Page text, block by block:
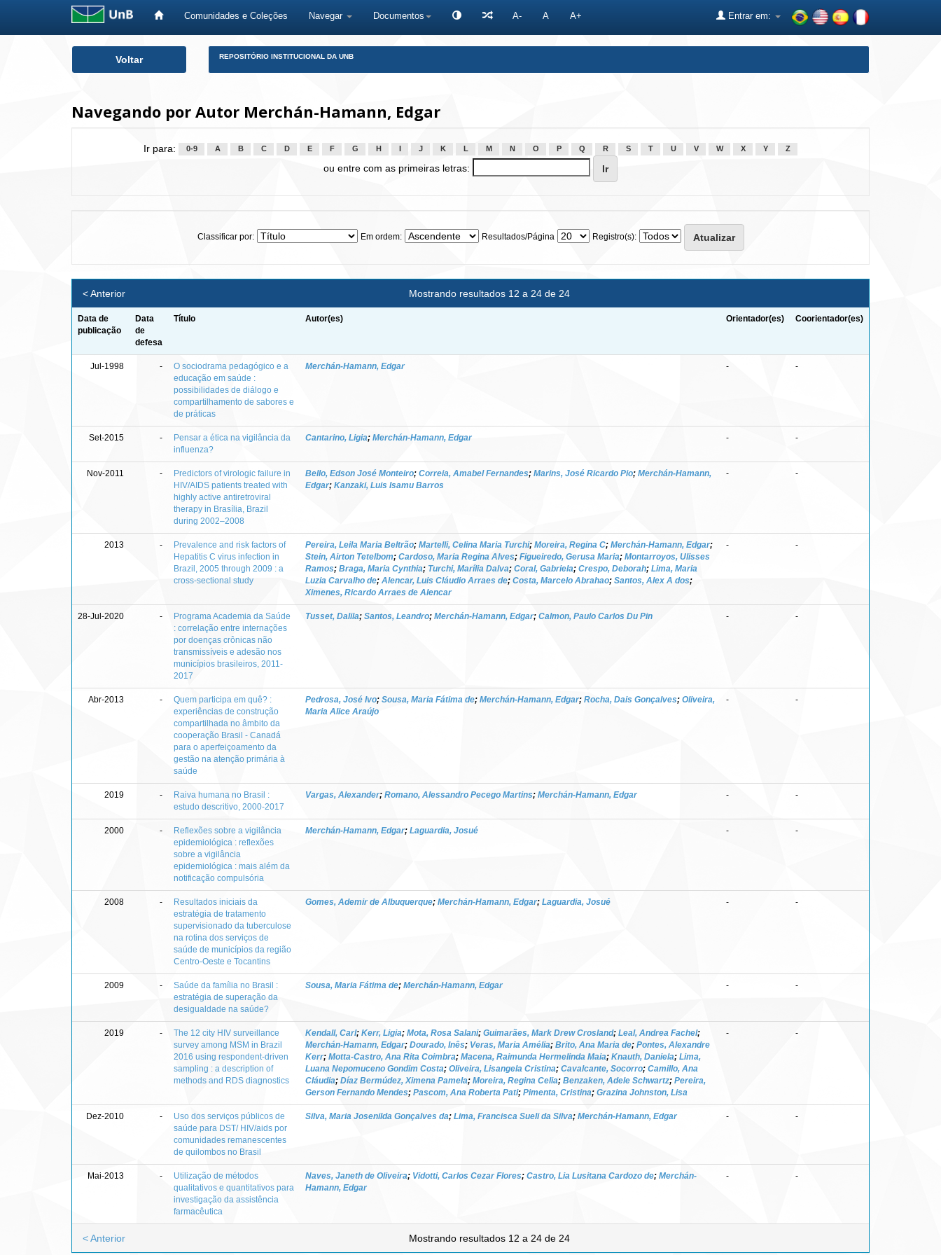
Comunidades e Coleções Navegar Documentos A- A A+ Entrar em:
Voltar REPOSITÓRIO INSTITUCIONAL DA UNB
Navegando por Autor Merchán-Hamann, Edgar
Ir para: 0-9 A B C D E F G H J K L M N O P Q R S T U V W X Y Z
ou entre com as primeiras letras:
Classificar por: Em ordem: Resultados/Página Registro(s):
Mostrando resultados 12 a 24 de 24
< Anterior
Data de
publicação
Data
de
defesa
Título Autor(es) Orientador(es) Coorientador(es)
Jul-1998 -
O sociodrama pedagógico e a
educação em saúde :
possibilidades de diálogo e
compartilhamento de sabores e
de práticas
Merchán-Hamann, Edgar - -
Set-2015 -
Pensar a ética na vigilância da
influenza?
Cantarino, Ligia; Merchán-Hamann, Edgar - -
Nov-2011 -
Predictors of virologic failure in
HIV/AIDS patients treated with
highly active antiretroviral
therapy in Brasília, Brazil
during 2002–2008
Bello, Edson José Monteiro; Correia, Amabel Fernandes; Marins, José Ricardo Pio; Merchán-Hamann,
Edgar; Kanzaki, Luis Isamu Barros
- -
2013 -
Prevalence and risk factors of
Hepatitis C virus infection in
Brazil, 2005 through 2009 : a
cross-sectional study
Pereira, Leila Maria Beltrão; Martelli, Celina Maria Turchi; Moreira, Regina C; Merchán-Hamann, Edgar;
Stein, Airton Tetelbom; Cardoso, Maria Regina Alves; Figueiredo, Gerusa Maria; Montarroyos, Ulisses
Ramos; Braga, Maria Cynthia; Turchi, Marília Dalva; Coral, Gabriela; Crespo, Deborah; Lima, Maria
Luzia Carvalho de; Alencar, Luis Cláudio Arraes de; Costa, Marcelo Abrahao; Santos, Alex A dos;
Ximenes, Ricardo Arraes de Alencar
- -
28-Jul-2020 -
Programa Academia da Saúde
: correlação entre internações
por doenças crônicas não
transmissíveis e adesão nos
municípios brasileiros, 2011-
2017
Tusset, Dalila; Santos, Leandro; Merchán-Hamann, Edgar; Calmon, Paulo Carlos Du Pin - -
Abr-2013 -
Quem participa em quê? :
experiências de construção
compartilhada no âmbito da
cooperação Brasil - Canadá
para o aperfeiçoamento da
gestão na atenção primária à
saúde
Pedrosa, José Ivo; Sousa, Maria Fátima de; Merchán-Hamann, Edgar; Rocha, Dais Gonçalves; Oliveira,
Maria Alice Araújo
- -
2019 -
Raiva humana no Brasil :
estudo descritivo, 2000-2017
Vargas, Alexander; Romano, Alessandro Pecego Martins; Merchán-Hamann, Edgar - -
2000 -
Reflexões sobre a vigilância
epidemiológica : reflexões
sobre a vigilância
epidemiológica : mais além da
notificação compulsória
Merchán-Hamann, Edgar; Laguardia, Josué - -
2008 -
Resultados iniciais da
estratégia de tratamento
supervisionado da tuberculose
na rotina dos serviços de
saúde de municípios da região
Centro-Oeste e Tocantins
Gomes, Ademir de Albuquerque; Merchán-Hamann, Edgar; Laguardia, Josué - -
2009 -
Saúde da família no Brasil :
estratégia de superação da
desigualdade na saúde?
Sousa, Maria Fátima de; Merchán-Hamann, Edgar - -
2019 -
The 12 city HIV surveillance
survey among MSM in Brazil
2016 using respondent-driven
sampling : a description of
methods and RDS diagnostics
Kendall, Carl; Kerr, Ligia; Mota, Rosa Salani; Guimarães, Mark Drew Crosland; Leal, Andrea Fachel;
Merchán-Hamann, Edgar; Dourado, Inês; Veras, Maria Amélia; Brito, Ana Maria de; Pontes, Alexandre
Kerr; Motta-Castro, Ana Rita Coimbra; Macena, Raimunda Hermelinda Maia; Knauth, Daniela; Lima,
Luana Nepomuceno Gondim Costa; Oliveira, Lisangela Cristina; Cavalcante, Socorro; Camillo, Ana
Cláudia; Díaz Bermúdez, Ximena Pamela; Moreira, Regina Celia; Benzaken, Adele Schwartz; Pereira,
Gerson Fernando Mendes; Pascom, Ana Roberta Pati; Pimenta, Cristina; Grazina Johnston, Lisa
- -
Dez-2010 -
Uso dos serviços públicos de
saúde para DST/ HIV/aids por
comunidades remanescentes
de quilombos no Brasil
Silva, Maria Josenilda Gonçalves da; Lima, Francisca Sueli da Silva; Merchán-Hamann, Edgar - -
Mai-2013 -
Utilização de métodos
qualitativos e quantitativos para
investigação da assistência
farmacêutica
Naves, Janeth de Oliveira; Vidotti, Carlos Cezar Flores; Castro, Lia Lusitana Cardozo de; Merchán-
Hamann, Edgar
- -
Mostrando resultados 12 a 24 de 24
< Anterior